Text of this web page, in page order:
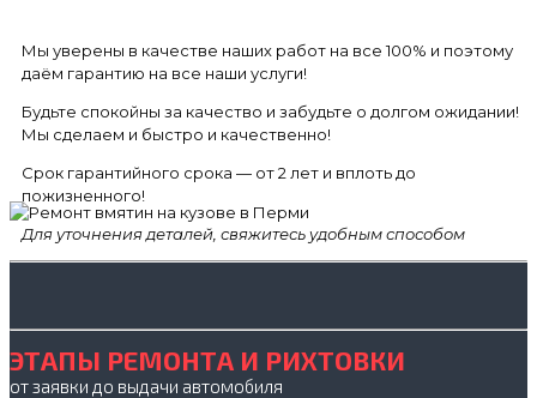
Мы уверены в качестве наших работ на все 100% и поэтому
даём гарантию на все наши услуги!
Будьте спокойны за качество и забудьте о долгом ожидании!
Мы сделаем и быстро и качественно!
Срок гарантийного срока — от 2 лет и вплоть до
пожизненного!
Для уточнения деталей, свяжитесь удобным способом
ЭТАПЫ РЕМОНТА И РИХТОВКИ
от заявки до выдачи автомобиля